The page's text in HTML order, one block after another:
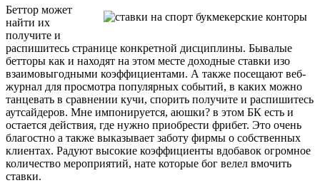
Беттор может
найти их
получите и
распишитесь странице конкретной дисциплины. Бывалые
бетторы как и находят на этом месте доходные ставки изо
взаимовыгодными коэффициентами. А также посещают веб-
журнал для просмотра популярных событий, в каких можно
танцевать в сравнении кучи, спорить получите и распишитесь
аутсайдеров. Мне импонируется, аюшки? в этом БК есть и
остается действия, где нужно приобрести фрибет. Это очень
благостно а также выказывает заботу фирмы о собственных
клиентах. Радуют высокие коэффициенты вдобавок огромное
количество мероприятий, нате которые бог велел вмочить
ставки.